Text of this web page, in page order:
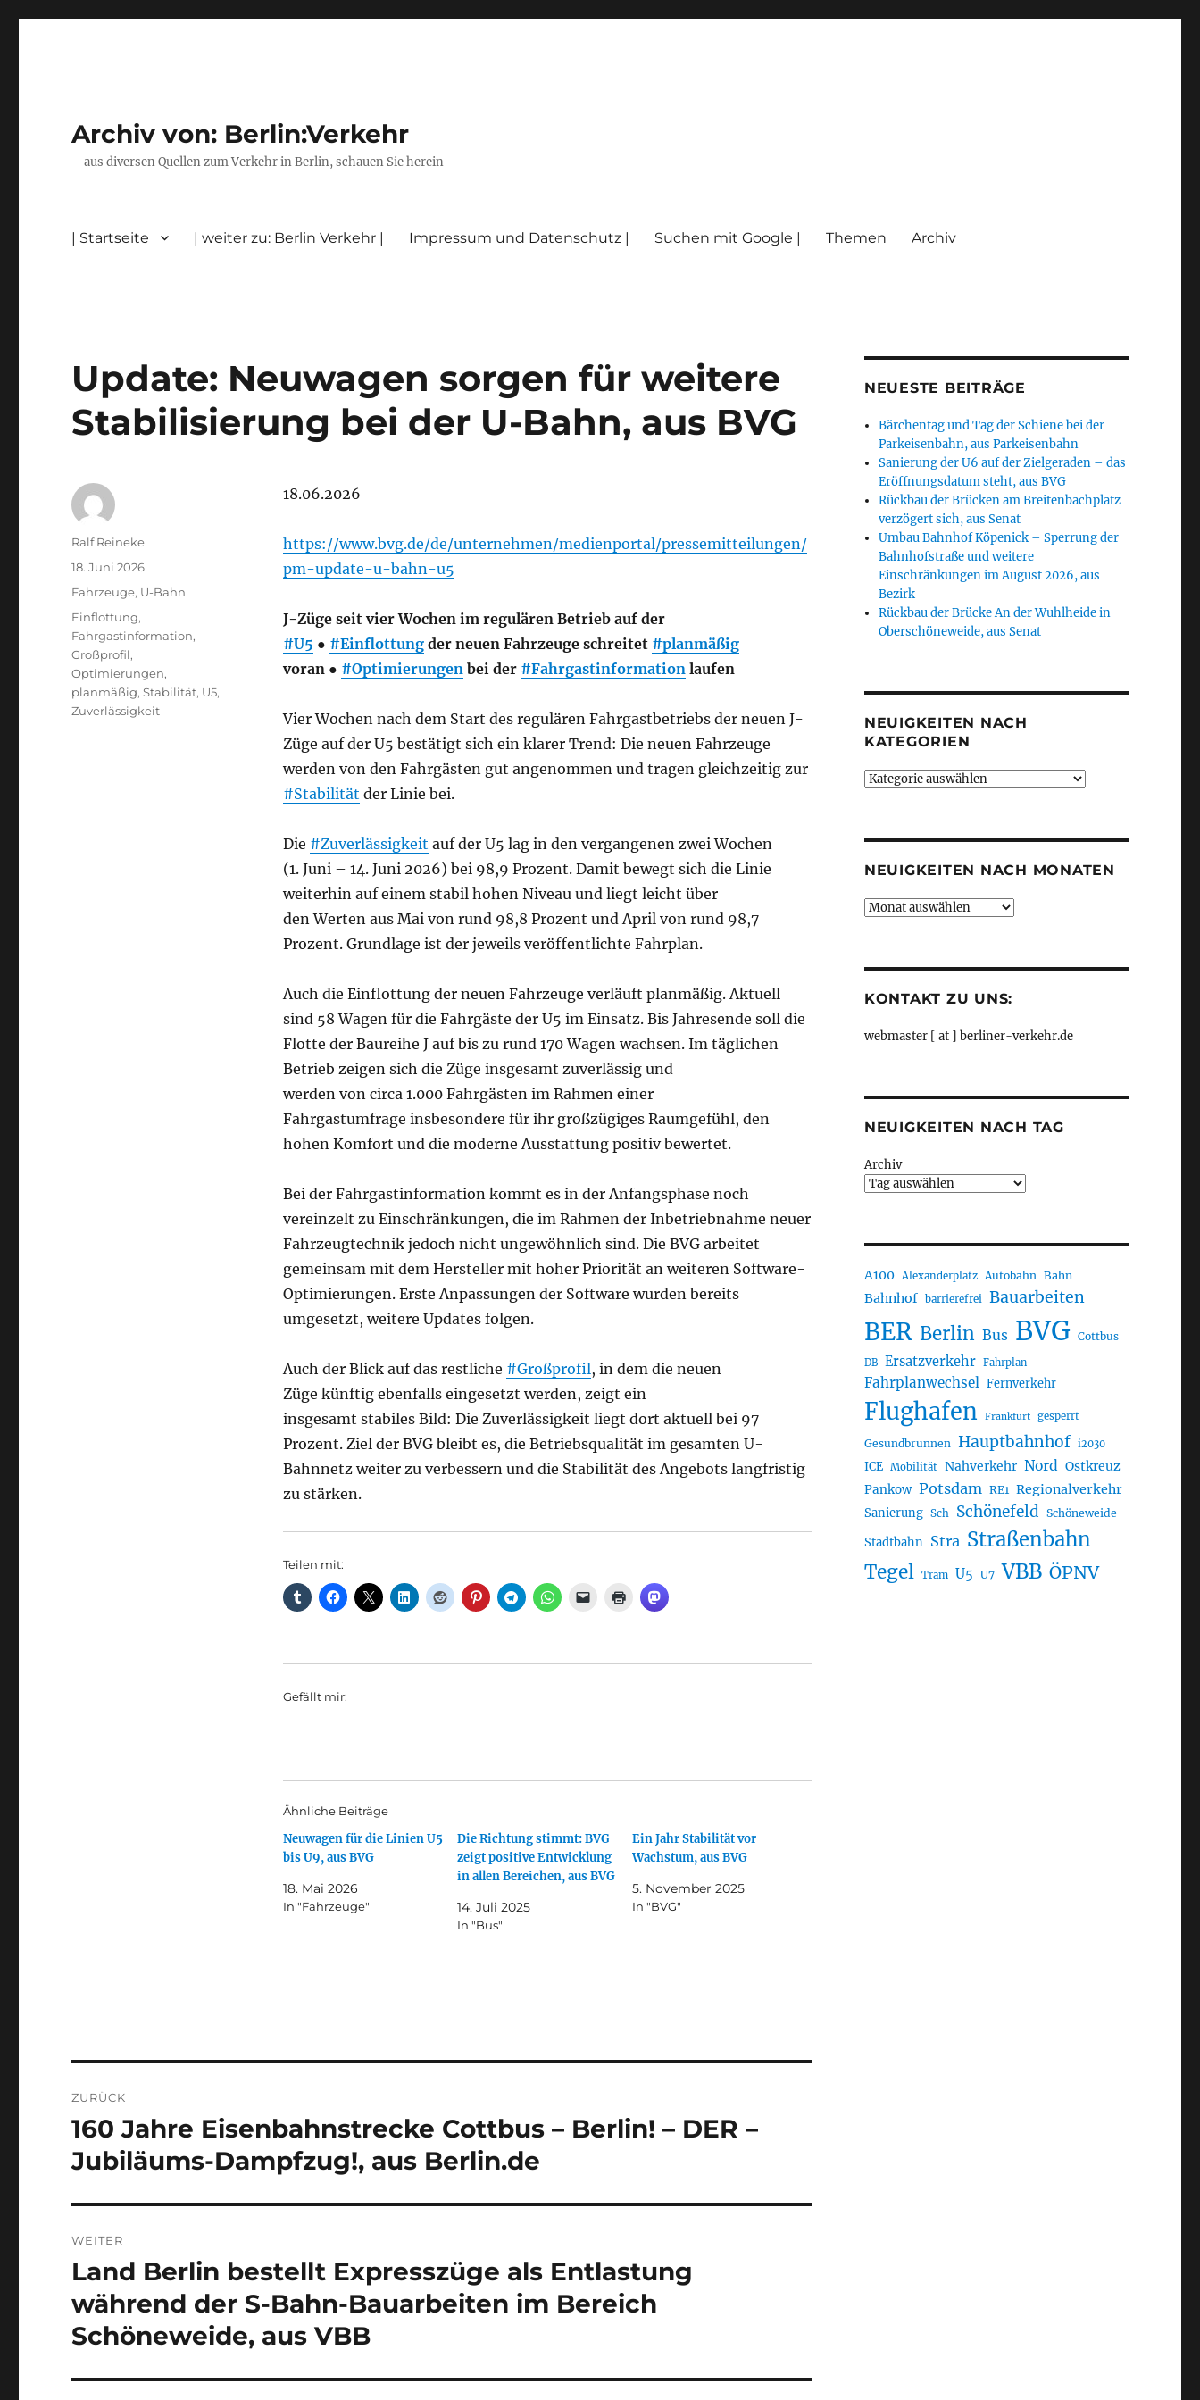
Archiv von: Berlin:Verkehr
– aus diversen Quellen zum Verkehr in Berlin, schauen Sie herein –
| Startseite | weiter zu: Berlin Verkehr | Impressum und Datenschutz | Suchen mit Google | Themen Archiv
Update: Neuwagen sorgen für weitere
Stabilisierung bei der U-Bahn, aus BVG
18.06.2026
https://www.bvg.de/de/unternehmen/medienportal/pressemitteilungen/
pm-update-u-bahn-u5
J-Züge seit vier Wochen im regulären Betrieb auf der
#U5 ● #Einflottungder neuen Fahrzeuge schreitet #planmäßig
voran ● #Optimierungenbei der #Fahrgastinformationlaufen
Vier Wochen nach dem Start des regulären Fahrgastbetriebs der neuen J-
Züge auf der U5 bestätigt sich ein klarer Trend: Die neuen Fahrzeuge
werden von den Fahrgästen gut angenommen und tragen gleichzeitig zur
#Stabilität der Linie bei.
Die #Zuverlässigkeit auf der U5 lag in den vergangenen zwei Wochen
(1. Juni – 14. Juni 2026) bei 98,9 Prozent. Damit bewegt sich die Linie
weiterhin auf einem stabil hohen Niveau und liegt leicht über
den Werten aus Mai von rund 98,8 Prozent und April von rund 98,7
Prozent. Grundlage ist der jeweils veröffentlichte Fahrplan.
Auch die Einflottung der neuen Fahrzeuge verläuft planmäßig. Aktuell
sind 58 Wagen für die Fahrgäste der U5 im Einsatz. Bis Jahresende soll die
Flotte der Baureihe J auf bis zu rund 170 Wagen wachsen. Im täglichen
Betrieb zeigen sich die Züge insgesamt zuverlässig und
werden von circa 1.000 Fahrgästen im Rahmen einer
Fahrgastumfrage insbesondere für ihr großzügiges Raumgefühl, den
hohen Komfort und die moderne Ausstattung positiv bewertet.
Bei der Fahrgastinformation kommt es in der Anfangsphase noch
vereinzelt zu Einschränkungen, die im Rahmen der Inbetriebnahme neuer
Fahrzeugtechnik jedoch nicht ungewöhnlich sind. Die BVG arbeitet
gemeinsam mit dem Hersteller mit hoher Priorität an weiteren Software-
Optimierungen. Erste Anpassungen der Software wurden bereits
umgesetzt, weitere Updates folgen.
Auch der Blick auf das restliche #Großprofil, in dem die neuen
Züge künftig ebenfalls eingesetzt werden, zeigt ein
insgesamt stabiles Bild: Die Zuverlässigkeit liegt dort aktuell bei 97
Prozent. Ziel der BVG bleibt es, die Betriebsqualität im gesamten U-
Bahnnetz weiter zu verbessern und die Stabilität des Angebots langfristig
zu stärken.
Teilen mit:
Gefällt mir:
Ähnliche Beiträge
Neuwagen für die Linien U5
bis U9, aus BVG
18. Mai 2026
In "Fahrzeuge"
Die Richtung stimmt: BVG
zeigt positive Entwicklung
in allen Bereichen, aus BVG
14. Juli 2025
In "Bus"
Ein Jahr Stabilität vor
Wachstum, aus BVG
5. November 2025
In "BVG"
Autor
Ralf Reineke
Veröffentlicht
am
18. Juni 2026
Kategorien
Fahrzeuge, U-Bahn
Schlagwörter
Einflottung,
Fahrgastinformation,
Großprofil,
Optimierungen,
planmäßig,Stabilität, U5,
Zuverlässigkeit
ZURÜCK
Vorheriger
Beitrag:
160 Jahre Eisenbahnstrecke Cottbus – Berlin! – DER –
Jubiläums-Dampfzug!, aus Berlin.de
WEITER
Nächster
Beitrag:
Land Berlin bestellt Expresszüge als Entlastung
während der S-Bahn-Bauarbeiten im Bereich
Schöneweide, aus VBB
NEUESTE BEITRÄGE
Bärchentag und Tag der Schiene bei der
Parkeisenbahn, aus Parkeisenbahn
Sanierung der U6 auf der Zielgeraden – das
Eröffnungsdatum steht, aus BVG
Rückbau der Brücken am Breitenbachplatz
verzögert sich, aus Senat
Umbau Bahnhof Köpenick – Sperrung der
Bahnhofstraße und weitere
Einschränkungen im August 2026, aus
Bezirk
Rückbau der Brücke An der Wuhlheide in
Oberschöneweide, aus Senat
NEUIGKEITEN NACH
KATEGORIEN
Neuigkeiten
NEUIGKEITEN NACH MONATEN
Neuigkeiten
KONTAKT ZU UNS:
webmaster [ at ] berliner-verkehr.de
NEUIGKEITEN NACH TAG
Archiv
A100 Alexanderplatz Autobahn Bahn
Bahnhof barrierefrei Bauarbeiten
BER Berlin Bus BVG Cottbus
DB Ersatzverkehr Fahrplan
Fahrplanwechsel Fernverkehr
Flughafen Frankfurt gesperrt
Gesundbrunnen Hauptbahnhof i2030
ICE Mobilität Nahverkehr Nord Ostkreuz
Pankow Potsdam RE1 Regionalverkehr
Sanierung Sch Schönefeld Schöneweide
Stadtbahn Stra Straßenbahn
Tegel Tram U5 U7 VBB ÖPNV